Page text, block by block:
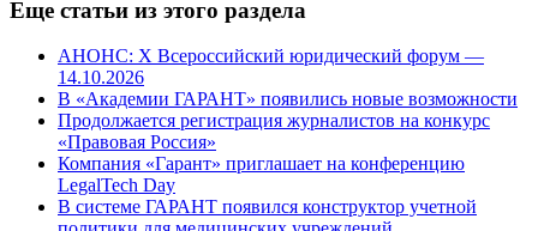
Еще статьи из этого раздела
АНОНС: Х Всероссийский юридический форум —
14.10.2026
В «Академии ГАРАНТ» появились новые возможности
Продолжается регистрация журналистов на конкурс
«Правовая Россия»
Компания «Гарант» приглашает на конференцию
LegalTech Day
В системе ГАРАНТ появился конструктор учетной